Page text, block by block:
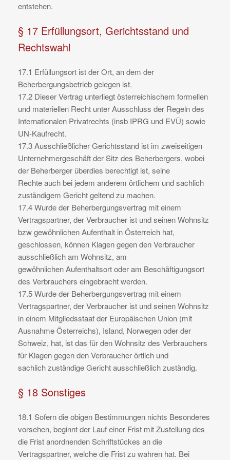
entstehen.
§ 17 Erfüllungsort, Gerichtsstand und
Rechtswahl
17.1 Erfüllungsort ist der Ort, an dem der
Beherbergungsbetrieb gelegen ist.
17.2 Dieser Vertrag unterliegt österreichischem formellen
und materiellen Recht unter Ausschluss der Regeln des
Internationalen Privatrechts (insb IPRG und EVÜ) sowie
UN-Kaufrecht.
17.3 Ausschließlicher Gerichtsstand ist im zweiseitigen
Unternehmergeschäft der Sitz des Beherbergers, wobei
der Beherberger überdies berechtigt ist, seine
Rechte auch bei jedem anderem örtlichem und sachlich
zuständigem Gericht geltend zu machen.
17.4 Wurde der Beherbergungsvertrag mit einem
Vertragspartner, der Verbraucher ist und seinen Wohnsitz
bzw gewöhnlichen Aufenthalt in Österreich hat,
geschlossen, können Klagen gegen den Verbraucher
ausschließlich am Wohnsitz, am
gewöhnlichen Aufenthaltsort oder am Beschäftigungsort
des Verbrauchers eingebracht werden.
17.5 Wurde der Beherbergungsvertrag mit einem
Vertragspartner, der Verbraucher ist und seinen Wohnsitz
in einem Mitgliedsstaat der Europäischen Union (mit
Ausnahme Österreichs), Island, Norwegen oder der
Schweiz, hat, ist das für den Wohnsitz des Verbrauchers
für Klagen gegen den Verbraucher örtlich und
sachlich zuständige Gericht ausschließlich zuständig.
§ 18 Sonstiges
18.1 Sofern die obigen Bestimmungen nichts Besonderes
vorsehen, beginnt der Lauf einer Frist mit Zustellung des
die Frist anordnenden Schriftstückes an die
Vertragspartner, welche die Frist zu wahren hat. Bei